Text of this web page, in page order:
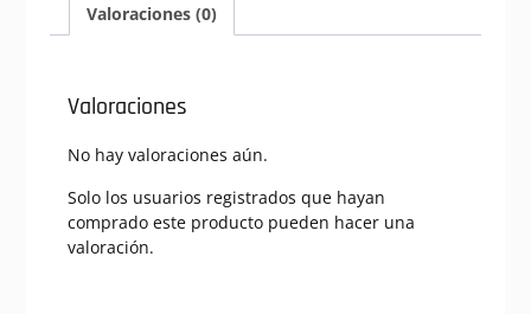
(190010CIn)
Valoraciones (0)
Valoraciones
No hay valoraciones aún.
Solo los usuarios registrados que hayan
comprado este producto pueden hacer una
valoración.